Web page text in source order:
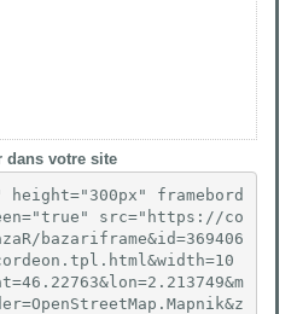
dans votre site
height="300px" framebord
src="https://co
bazariframe&id=369406